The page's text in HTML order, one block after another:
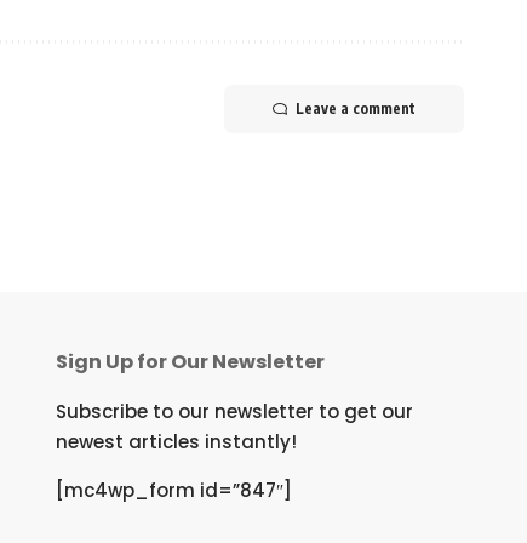
Leave a comment
Sign Up for Our Newsletter
Subscribe to our newsletter to get our
newest articles instantly!
[mc4wp_form id=”847″]